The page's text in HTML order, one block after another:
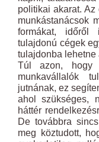
politikai akarat. Az
munkástanácsok
formákat,
tulajdonú cégek
tulajdonba lehetne
Túl azon, hogy
munkavállalók
jutnának, ez
ahol szükséges,
háttér
De továbbra
meg köztudott,